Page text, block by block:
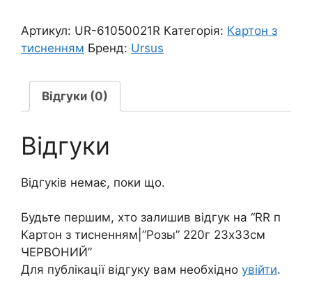
з
тисненням|"Розы"
23х33см
ЧЕРВОНИЙ
кількість
Артикул: UR-61050021R Категорія: Картон з
тисненням Бренд: Ursus
Відгуки (0)
Відгуки
Відгуків немає, поки що.
Будьте першим, хто залишив відгук на “RR п
Картон з тисненням|”Розы” 220г 23х33см
ЧЕРВОНИЙ”
Для публікації відгуку вам необхідно увійти.